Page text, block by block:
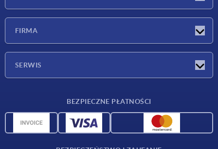
FIRMA
SERWIS
Dane CAD
BEZPIECZNE PŁATNOŚCI